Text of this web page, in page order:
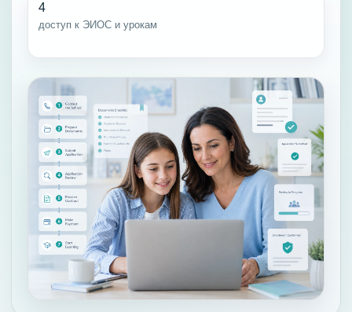
4
доступ к ЭИОС и урокам